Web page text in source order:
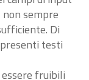
sempre
Di
testi
fruibili